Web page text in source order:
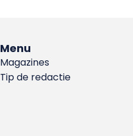
Menu
Magazines
Tip de redactie